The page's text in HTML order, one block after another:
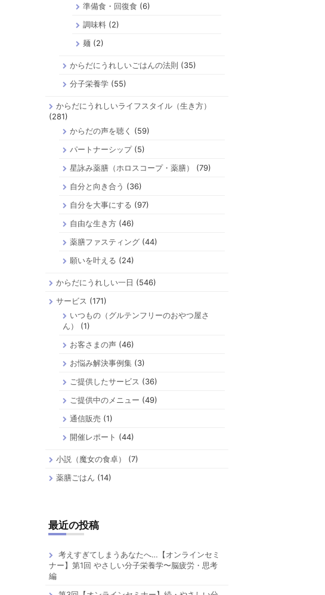
準備食・回復食 (6)
調味料(2)
麺 (2)
からだにうれしいごはんの法則 (35)
分子栄養学(55)
からだにうれしいライフスタイル（生き方）
(281)
からだの声を聴く
(59)
パートナーシップ(5)
星詠み薬膳（ホロスコープ・薬膳）
(79)
自分と向き合う (36)
自分を大事にする (97)
自由な生き方(46)
薬膳ファスティング(44)
願いを叶える (24)
からだにうれしい一日 (546)
サービス (171)
いつもの（グルテンフリーのおやつ屋さ
ん）
(1)
お客さまの声(46)
お悩み解決事例集 (3)
ご提供したサービス (36)
ご提供中のメニュー (49)
通信販売 (1)
開催レポート (44)
小説（魔女の食卓）
(7)
薬膳ごはん (14)
最近の投稿
考えすぎてしまうあなたへ…【オンラインセミ
ナー】第1回 やさしい分子栄養学〜脳疲労・思考
編